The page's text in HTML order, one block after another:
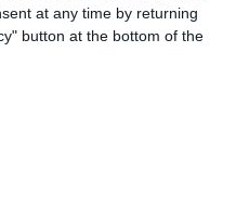
at any time by returning
button at the bottom of the